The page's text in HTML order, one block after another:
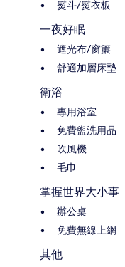
熨斗/熨衣板
一夜好眠
遮光布/窗簾
舒適加層床墊
衛浴
專用浴室
免費盥洗用品
吹風機
毛巾
掌握世界大小事
辦公桌
免費無線上網
其他